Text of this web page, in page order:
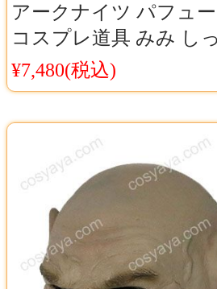
アークナイツ パフュ
コスプレ道具 みみ し
クナイ ケモミミ コス
ム コス小物
¥7,480(税込)